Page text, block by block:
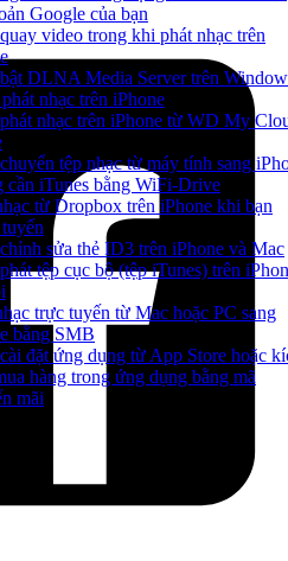
Google của bạn
video trong khi phát nhạc trên
DLNA Media Server trên
nhạc trên iPhone
nhạc trên iPhone từ WD My
tệp nhạc từ máy tính sang
cần iTunes bằng WiFi-Drive
từ Dropbox trên iPhone khi bạn
sửa thẻ ID3 trên iPhone và Mac
tệp cục bộ (tệp iTunes) trên
trực tuyến từ Mac hoặc PC sang
bằng SMB
đặt ứng dụng từ App Store hoặc
hàng trong ứng dụng bằng mã
mãi